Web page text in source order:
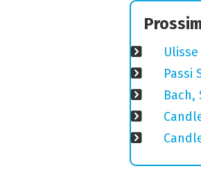
Passi